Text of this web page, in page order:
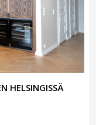
HELSINGISSÄ